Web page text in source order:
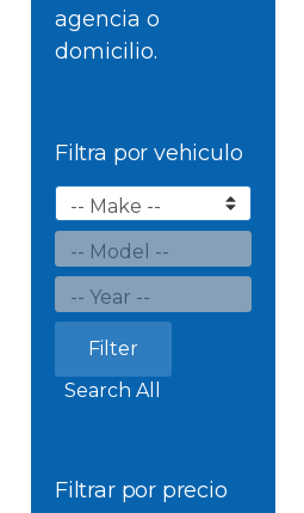
agencia o
domicilio.
Filtra por vehiculo
Filter
Search All
Filtrar por precio